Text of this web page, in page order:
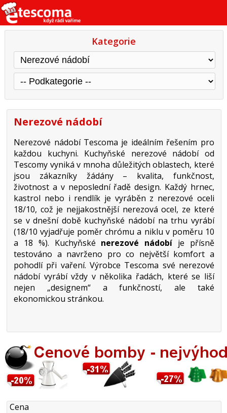
Kategorie
Nerezové nádobí
Nerezové nádobí Tescoma je ideálním řešením pro
každou kuchyni. Kuchyňské nerezové nádobí od
Tescomy vyniká v mnoha důležitých oblastech, které
jsou zákazníky žádány – kvalita, funkčnost,
životnost a v neposlední řadě design. Každý hrnec,
kastrol nebo i rendlík je vyráběn z nerezové oceli
18/10, což je nejjakostnější nerezová ocel, ze které
se v dnešní době kuchyňské nádobí na trhu vyrábí
(18/10 vyjadřuje poměr chrómu a niklu v poměru 10
a 18 %). Kuchyňské nerezové nádobí je přísně
testováno a navrženo pro co největší komfort a
pohodlí při vaření. Výrobce Tescoma své nerezové
nádobí vyrábí vždy v několika řadách, které se liší
nejen „designem“ a funkčností, ale také
ekonomickou stránkou.
Cena